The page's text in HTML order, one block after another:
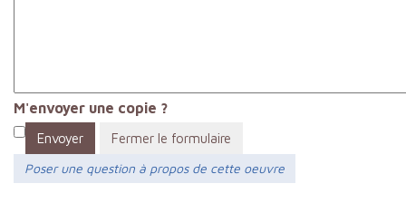
M'envoyer une copie ?
Envoyer
Fermer le formulaire
Poser une question à propos de cette oeuvre